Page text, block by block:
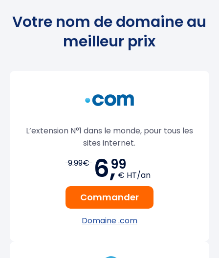
Votre nom de domaine au
meilleur prix
L’extension N°1 dans le monde, pour tous les
sites internet.
9.99€ 6,99
€ HT/an
Commander
Domaine .com